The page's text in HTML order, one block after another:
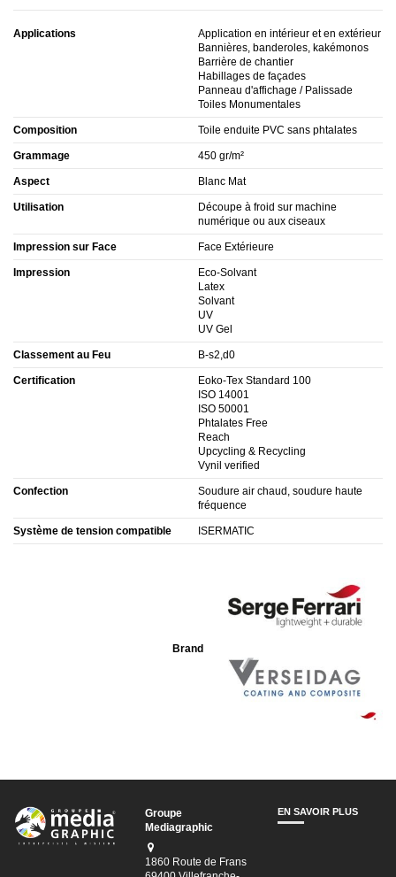
Applications
Application en intérieur et en extérieur
Bannières, banderoles, kakémonos
Barrière de chantier
Habillages de façades
Panneau d'affichage / Palissade
Toiles Monumentales
Composition Toile enduite PVC sans phtalates
Grammage 450 gr/m²
Aspect Blanc Mat
Utilisation
Découpe à froid sur machine
numérique ou aux ciseaux
Impression sur Face Face Extérieure
Impression
Eco-Solvant
Latex
Solvant
UV
UV Gel
Classement au Feu B-s2,d0
Certification
Eoko-Tex Standard 100
ISO 14001
ISO 50001
Phtalates Free
Reach
Upcycling & Recycling
Vynil verified
Confection
Soudure air chaud, soudure haute
fréquence
Système de tension compatible ISERMATIC
Brand
Groupe
Mediagraphic
1860 Route de Frans
EN SAVOIR PLUS